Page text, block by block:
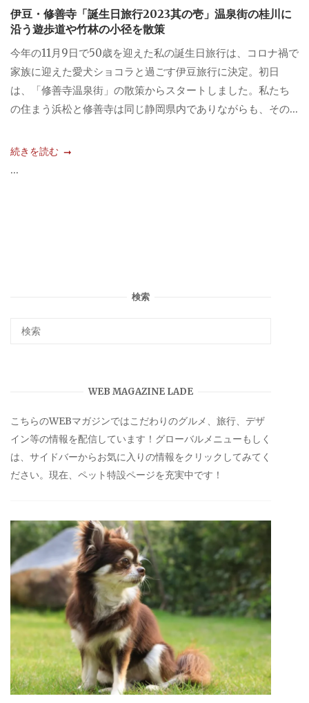
伊豆・修善寺「誕生日旅行2023其の壱」温泉街の桂川に
沿う遊歩道や竹林の小径を散策
今年の11月9日で50歳を迎えた私の誕生日旅行は、コロナ禍で
家族に迎えた愛犬ショコラと過ごす伊豆旅行に決定。初日
は、「修善寺温泉街」の散策からスタートしました。私たち
の住まう浜松と修善寺は同じ静岡県内でありながらも、その...
続きを読む
...
検索
WEB MAGAZINE LADE
こちらのWEBマガジンではこだわりのグルメ、旅行、デザ
イン等の情報を配信しています！グローバルメニューもしく
は、サイドバーからお気に入りの情報をクリックしてみてく
ださい。現在、ペット特設ページを充実中です！